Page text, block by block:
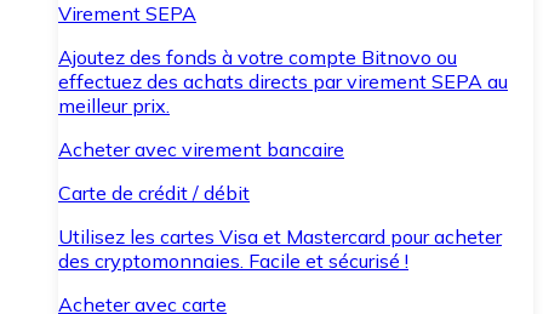
Virement SEPA
Ajoutez des fonds à votre compte Bitnovo ou
effectuez des achats directs par virement SEPA au
meilleur prix.
Acheter avec virement bancaire
Carte de crédit / débit
Utilisez les cartes Visa et Mastercard pour acheter
des cryptomonnaies. Facile et sécurisé !
Acheter avec carte